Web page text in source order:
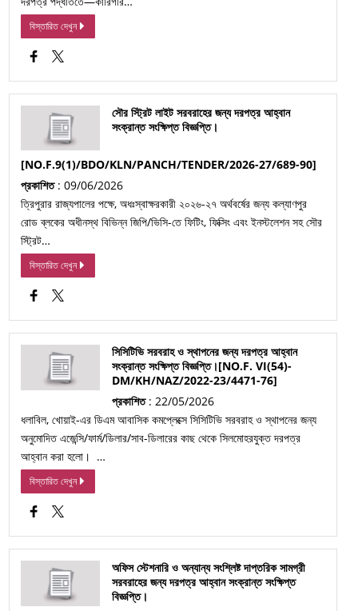
বিস্তারিত দেখুন
সৌর স্ট্রিট লাইট সরবরাহের জন্য দরপত্র আহ্বান
সংক্রান্ত সংক্ষিপ্ত বিজ্ঞপ্তি।
[NO.F.9(1)/BDO/KLN/PANCH/TENDER/2026-27/689-90]
প্রকাশিত: 09/06/2026
ত্রিপুরার রাজ্যপালের পক্ষে, অধঃস্বাক্ষরকারী ২০২৬-২৭ অর্থবর্ষের জন্য কল্যাণপুর
রোড ব্লকের অধীনস্থ বিভিন্ন জিপি/ভিসি-তে ফিটিং, ফিক্সিং এবং ইনস্টলেশন সহ সৌর
স্ট্রিট…
বিস্তারিত দেখুন
সিসিটিভি সরবরাহ ও স্থাপনের জন্য দরপত্র আহ্বান
সংক্রান্ত সংক্ষিপ্ত বিজ্ঞপ্তি।[NO.F. VI(54)-
DM/KH/NAZ/2022-23/4471-76]
প্রকাশিত: 22/05/2026
ধলাবিল, খোয়াই-এর ডিএম আবাসিক কমপ্লেক্সে সিসিটিভি সরবরাহ ও স্থাপনের জন্য
অনুমোদিত এজেন্সি/ফার্ম/ডিলার/সাব-ডিলারের কাছ থেকে সিলমোহরযুক্ত দরপত্র
আহ্বান করা হলো। …
বিস্তারিত দেখুন
অফিস স্টেশনারি ও অন্যান্য সংশ্লিষ্ট দাপ্তরিক সামগ্রী
সরবরাহের জন্য দরপত্র আহ্বান সংক্রান্ত সংক্ষিপ্ত
বিজ্ঞপ্তি।